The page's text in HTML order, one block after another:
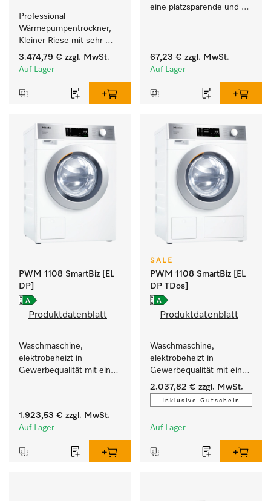
Professional
Wärmepumpentrockner,
Kleiner Riese mit sehr
geringem
Energieverbrauch und
Füllgewicht 8 kg.
3.474,79 € zzgl. MwSt.
Auf Lager
eine platzsparende und
67,23 € zzgl. MwSt.
Auf Lager
PWM 1108 SmartBiz [EL
DP]
Produktdatenblatt
Waschmaschine,
elektrobeheizt in
Gewerbequalität mit einer
1.923,53 € zzgl. MwSt.
Auf Lager
SALE
PWM 1108 SmartBiz [EL
DP TDos]
Produktdatenblatt
Waschmaschine,
elektrobeheizt in
Gewerbequalität mit einer
Laufzeit von 79 min,
automatische Dosierung.
2.037,82 € zzgl. MwSt.
Inklusive Gutschein
Auf Lager